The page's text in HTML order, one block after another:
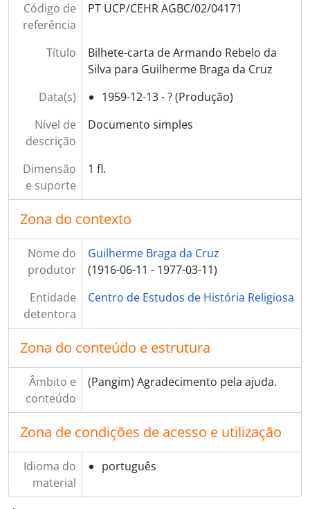
Código de
referência
PT UCP/CEHR AGBC/02/04171
Título
Bilhete-carta de Armando Rebelo da
Silva para Guilherme Braga da Cruz
Data(s)
1959-12-13 - ? (Produção)
Nível de
descrição
Documento simples
Dimensão
e suporte
1 fl.
Zona do contexto
Nome do
produtor
Guilherme Braga da Cruz
(1916-06-11 - 1977-03-11)
Entidade
detentora
Centro de Estudos de História Religiosa
Zona do conteúdo e estrutura
Âmbito e
conteúdo
(Pangim) Agradecimento pela ajuda.
Zona de condições de acesso e utilização
Idioma do
material
português